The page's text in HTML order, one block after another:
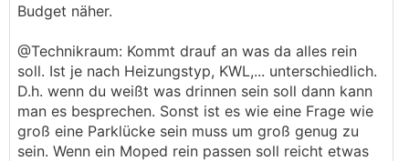
Budget näher.
@Technikraum: Kommt drauf an was da alles rein
soll. Ist je nach Heizungstyp, KWL,... unterschiedlich.
D.h. wenn du weißt was drinnen sein soll dann kann
man es besprechen. Sonst ist es wie eine Frage wie
groß eine Parklücke sein muss um groß genug zu
sein. Wenn ein Moped rein passen soll reicht etwas